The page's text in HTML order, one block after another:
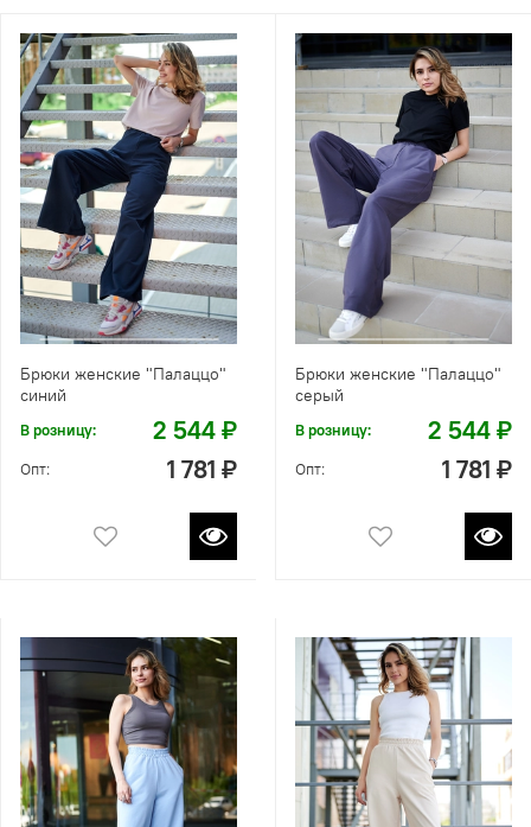
Брюки женские "Палаццо"
синий
В розницу: 2 544 ₽
Опт: 1 781 ₽
Брюки женские "Палаццо"
серый
В розницу: 2 544 ₽
Опт: 1 781 ₽